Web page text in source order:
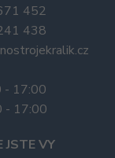
452
438
- 17:00
- 17:00
JSTE VY